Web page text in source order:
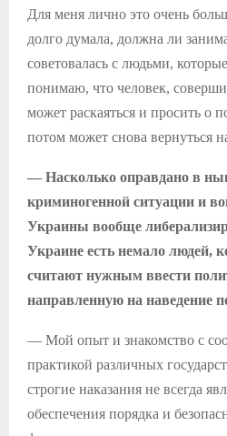
Для меня лично это очень
долго думала, должна ли
советовалась с людьми,
понимаю, что человек,
может раскаяться и просить о
потом может снова вернуться
— Насколько оправдано в
криминогенной ситуации и
Украины вообще
Украине есть немало людей,
считают нужным ввести
направленную на наведение
— Мой опыт и знакомство с
практикой различных
строгие наказания не всегда
обеспечения порядка и